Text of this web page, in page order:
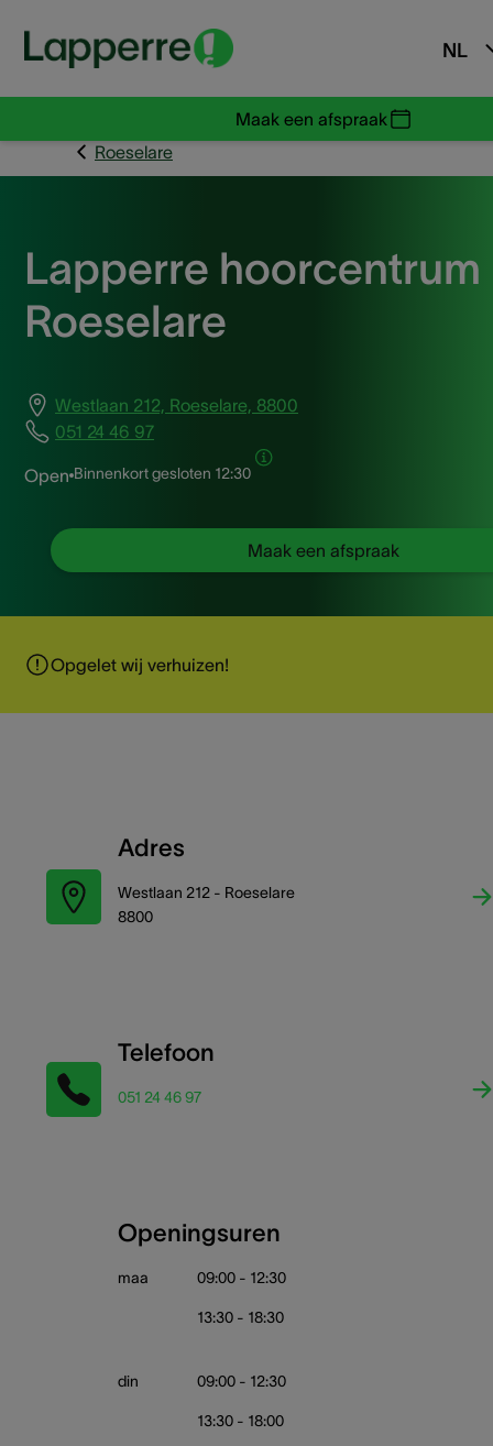
NL
Maak een afspraak
Roeselare
Lapperre hoorcentrum
Roeselare
Westlaan 212, Roeselare, 8800
051 24 46 97
Open Binnenkort gesloten 12:30
Maak een afspraak
Opgelet wij verhuizen!
Adres
Westlaan 212 - Roeselare
8800
Telefoon
051 24 46 97
Openingsuren
maa 09:00 - 12:30
13:30 - 18:30
din 09:00 - 12:30
13:30 - 18:00